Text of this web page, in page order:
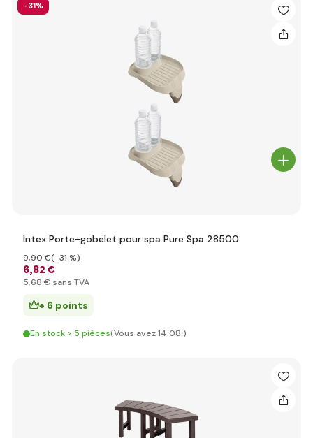
-31%
Intex Porte-gobelet pour spa Pure Spa 28500
6,82 €
9,90 €(-31 %)
5,68 € sans TVA
+ 6 points
En stock > 5 pièces(Vous avez 14.08.)